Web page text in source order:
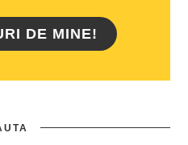
DE MINE!